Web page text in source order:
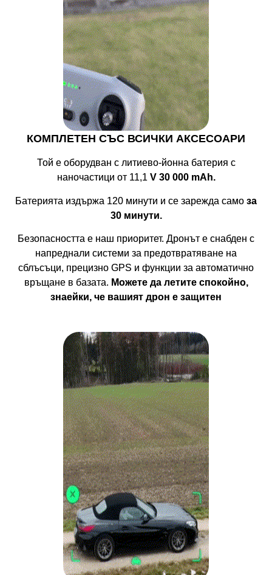
КОМПЛЕТЕН СЪС ВСИЧКИ АКСЕСОАРИ
Той е оборудван с литиево-йонна батерия с
наночастици от 11,1 V 30 000 mAh.
Батерията издържа 120 минути и се зарежда само за
30 минути.
Безопасността е наш приоритет. Дронът е снабден с
напреднали системи за предотвратяване на
сблъсъци, прецизно GPS и функции за автоматично
връщане в базата. Можете да летите спокойно,
знаейки, че вашият дрон е защитен